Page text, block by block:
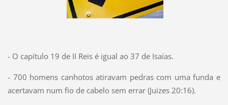
- O capítulo 19 de II Reis é igual ao 37 de Isaías.
- 700 homens canhotos atiravam pedras com uma funda e
acertavam num fio de cabelo sem errar (Juizes 20:16).